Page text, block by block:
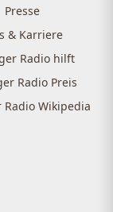
Presse
& Karriere
Radio hilft
Radio Preis
Radio Wikipedia